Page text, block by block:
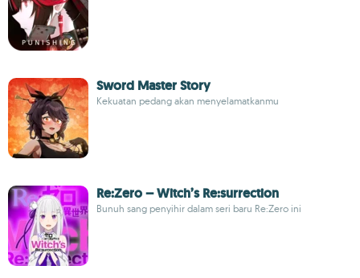
Sword Master Story
Kekuatan pedang akan menyelamatkanmu
Re:Zero – Witch’s Re:surrection
Bunuh sang penyihir dalam seri baru Re:Zero ini